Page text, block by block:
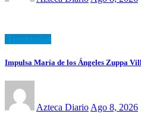
Impulsa María de los Ángeles Zuppa
Azteca DiarioAgo 8, 2026